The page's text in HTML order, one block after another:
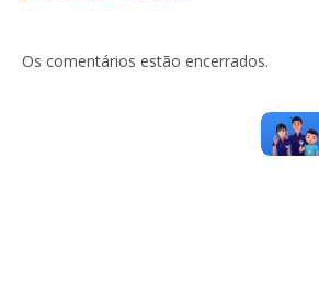
Os comentários estão encerrados.